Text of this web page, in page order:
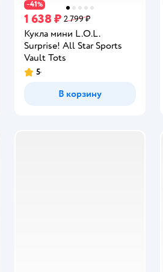
−41%
1 638 ₽ 2 799 ₽
Кукла мини L.O.L.
Surprise! All Star Sports
Vault Tots
Рейтинг:
5
В корзину